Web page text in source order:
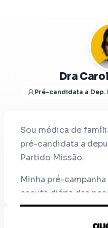
Dra
Pré-candidata a Dep.
Sou médica de
pré-candidata a
Partido Missão.
Minha pré-
escuta diária das
da dor das
e da urgência de